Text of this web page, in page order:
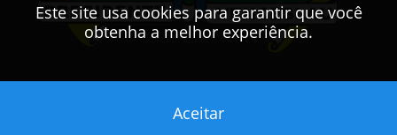
Este site usa cookies para garantir que você
obtenha a melhor experiência.
Aceitar